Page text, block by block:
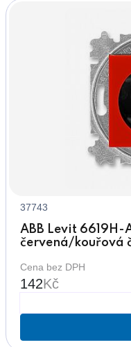
37743
ABB Levit 6619H-
červená/kouřová
Cena bez DPH
142Kč